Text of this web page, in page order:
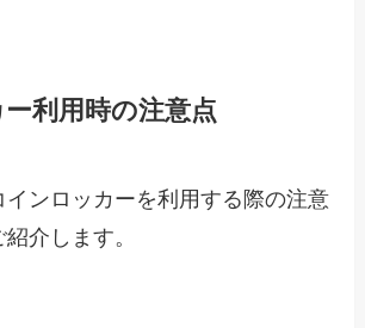
利用時の注意点
インロッカーを利用する際の注意
介します。